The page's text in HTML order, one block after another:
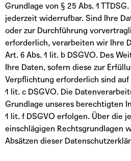
Grundlage von § 25 Abs. 1
jederzeit widerrufbar. Sind Ihre
oder zur Durchführung
erforderlich, verarbeiten wir Ihre
Art. 6 Abs. 1 lit. b DSGVO. Des
Ihre Daten, sofern diese zur
Verpflichtung erforderlich sind auf
1 lit. c DSGVO. Die
Grundlage unseres berechtigten
1 lit. f DSGVO erfolgen. Über die
einschlägigen Rechtsgrundlagen
Absätzen dieser